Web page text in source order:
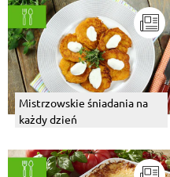
Mistrzowskie śniadania na
każdy dzień